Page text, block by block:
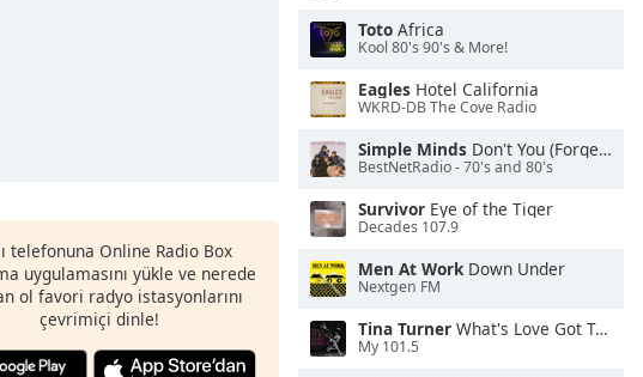
telefonuna Online Radio Box
uygulamasını yükle ve nerede
ol favori radyo istasyonlarını
çevrimiçi dinle!
Toto Africa
Kool 80's 90's & More!
Eagles Hotel California
WKRD-DB The Cove Radio
Simple Minds Don't You (Forget About Me)
BestNetRadio - 70's and 80's
Survivor Eye of the Tiger
Decades 107.9
Men At WorkDown Under
Nextgen FM
Tina Turner What's Love Got To Do With It
My 101.5